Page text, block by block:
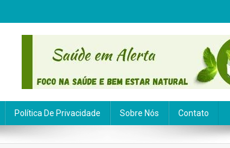
Política De Privacidade Sobre Nós Contato